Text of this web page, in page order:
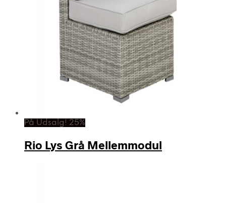
På Udsalg! 25%
Rio Lys Grå Mellemmodul